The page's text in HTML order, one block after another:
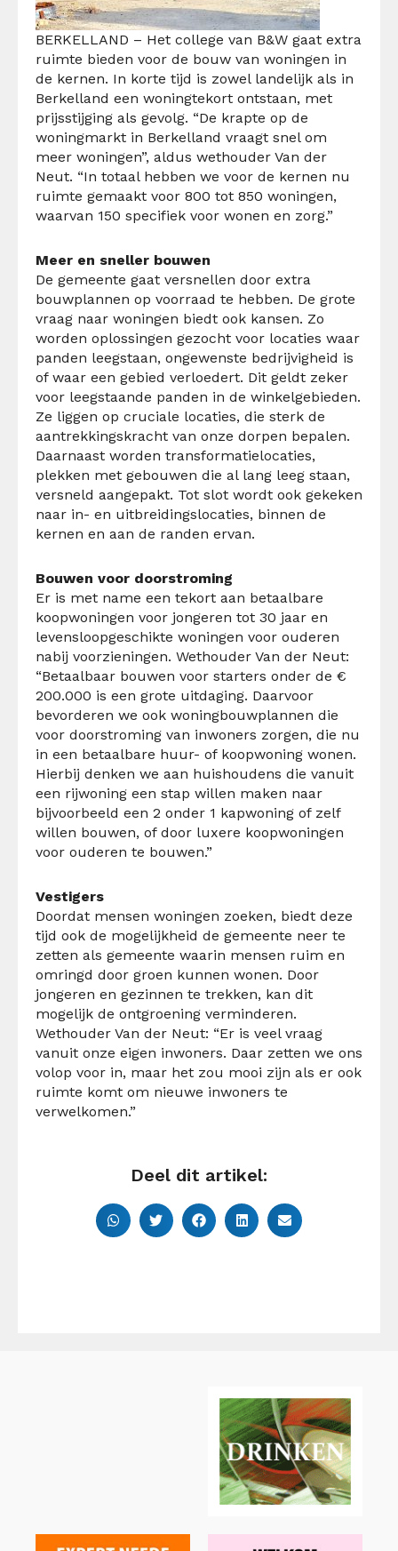
BERKELLAND – Het college van B&W gaat extra
ruimte bieden voor de bouw van woningen in
de kernen. In korte tijd is zowel landelijk als in
Berkelland een woningtekort ontstaan, met
prijsstijging als gevolg. “De krapte op de
woningmarkt in Berkelland vraagt snel om
meer woningen”, aldus wethouder Van der
Neut. “In totaal hebben we voor de kernen nu
ruimte gemaakt voor 800 tot 850 woningen,
waarvan 150 specifiek voor wonen en zorg.”
Meer en sneller bouwen
De gemeente gaat versnellen door extra
bouwplannen op voorraad te hebben. De grote
vraag naar woningen biedt ook kansen. Zo
worden oplossingen gezocht voor locaties waar
panden leegstaan, ongewenste bedrijvigheid is
of waar een gebied verloedert. Dit geldt zeker
voor leegstaande panden in de winkelgebieden.
Ze liggen op cruciale locaties, die sterk de
aantrekkingskracht van onze dorpen bepalen.
Daarnaast worden transformatielocaties,
plekken met gebouwen die al lang leeg staan,
versneld aangepakt. Tot slot wordt ook gekeken
naar in- en uitbreidingslocaties, binnen de
kernen en aan de randen ervan.
Bouwen voor doorstroming
Er is met name een tekort aan betaalbare
koopwoningen voor jongeren tot 30 jaar en
levensloopgeschikte woningen voor ouderen
nabij voorzieningen. Wethouder Van der Neut:
“Betaalbaar bouwen voor starters onder de €
200.000 is een grote uitdaging. Daarvoor
bevorderen we ook woningbouwplannen die
voor doorstroming van inwoners zorgen, die nu
in een betaalbare huur- of koopwoning wonen.
Hierbij denken we aan huishoudens die vanuit
een rijwoning een stap willen maken naar
bijvoorbeeld een 2 onder 1 kapwoning of zelf
willen bouwen, of door luxere koopwoningen
voor ouderen te bouwen.”
Vestigers
Doordat mensen woningen zoeken, biedt deze
tijd ook de mogelijkheid de gemeente neer te
zetten als gemeente waarin mensen ruim en
omringd door groen kunnen wonen. Door
jongeren en gezinnen te trekken, kan dit
mogelijk de ontgroening verminderen.
Wethouder Van der Neut: “Er is veel vraag
vanuit onze eigen inwoners. Daar zetten we ons
volop voor in, maar het zou mooi zijn als er ook
ruimte komt om nieuwe inwoners te
verwelkomen.”
Deel dit artikel: